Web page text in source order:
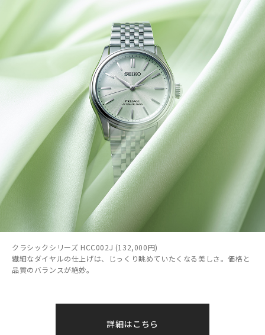
クラシックシリーズ HCC002J (132,000円)
繊細なダイヤルの仕上げは、じっくり眺めていたくなる美しさ。価格と
品質のバランスが絶妙。
詳細はこちら